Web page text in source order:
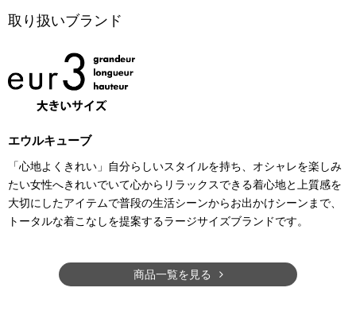
取り扱いブランド
エウルキューブ
「心地よくきれい」自分らしいスタイルを持ち、オシャレを楽しみ
たい女性へきれいでいて心からリラックスできる着心地と上質感を
大切にしたアイテムで普段の生活シーンからお出かけシーンまで、
トータルな着こなしを提案するラージサイズブランドです。
商品一覧を見る